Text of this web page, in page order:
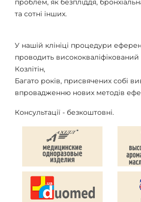
та сотні інших.
У нашій клініці процедури
проводить висококваліфікований
Козлітін,
Багато років, присвячених собі
впровадженню нових методів
Консультації - безкоштовні.